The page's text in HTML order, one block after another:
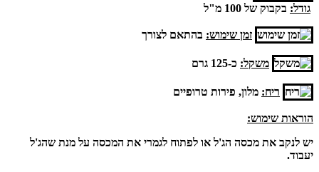
גודל: בקבוק של 100 מ"ל
זמן שימוש: בהתאם לצורך
משקל: כ-125 גרם
ריח: מלון, פירות טרופיים
הוראות שימוש:
יש לנקב את מכסה הג'ל או לפתוח לגמרי את המכסה על מנת שהג'ל
יעבוד.